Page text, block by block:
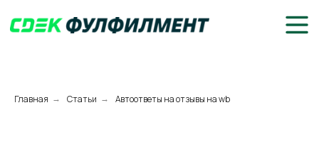
Главная → Статьи → Автоответы на отзывы на wb